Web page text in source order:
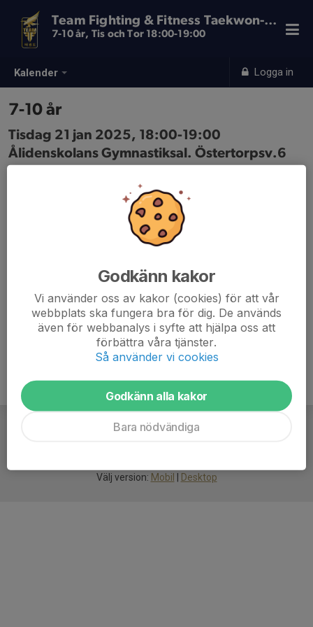
Kalender Logga in
Team Fighting & Fitness Taekwon-Do
7-10 år, Tis och Tor 18:00-19:00
7-10 år
Tisdag 21 jan 2025, 18:00-19:00
Ålidenskolans Gymnastiksal. Östertorpsv.6
Välj version: Mobil Desktop
Godkänn kakor
Vi använder oss av kakor (cookies) för att vår
webbplats ska fungera bra för dig. De används
även för webbanalys i syfte att hjälpa oss att
förbättra våra tjänster.
Så använder vi cookies
Godkänn alla kakor
Bara nödvändiga